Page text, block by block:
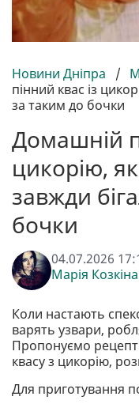
Новини Дніпра /
пінний квас із
за таким до бочки
Домашній
цикорію,
завжди
бочки
04.07.2026
Марія Козкіна
Коли настають
варять узвари,
Пропонуємо
квасу з цикорію,
Для приготування